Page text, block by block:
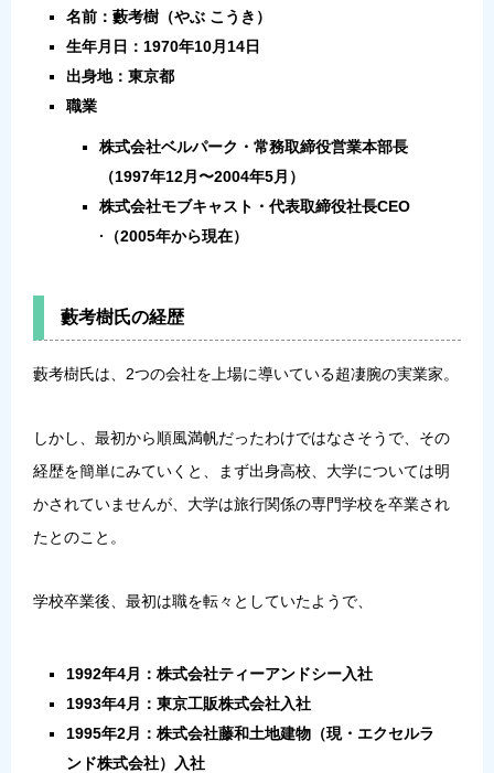
名前：藪考樹（やぶ こうき）
生年月日：1970年10月14日
出身地：東京都
職業
株式会社ベルパーク・常務取締役営業本部長
（1997年12月〜2004年5月）
株式会社モブキャスト・代表取締役社長CEO
·（2005年から現在）
藪考樹氏の経歴
藪考樹氏は、2つの会社を上場に導いている超凄腕の実業家。
しかし、最初から順風満帆だったわけではなさそうで、その
経歴を簡単にみていくと、まず出身高校、大学については明
かされていませんが、大学は旅行関係の専門学校を卒業され
たとのこと。
学校卒業後、最初は職を転々としていたようで、
1992年4月：株式会社ティーアンドシー入社
1993年4月：東京工販株式会社入社
1995年2月：株式会社藤和土地建物（現・エクセルラ
ンド株式会社）入社